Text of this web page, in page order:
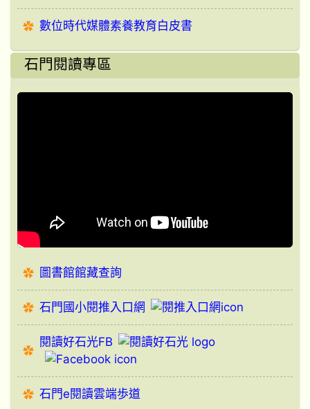
數位時代媒體素養教育白皮書
石門閱讀專區
圖書館館藏查詢
石門國小閱推入口網
閱讀好石光FB
石門e閱讀雲端歩道